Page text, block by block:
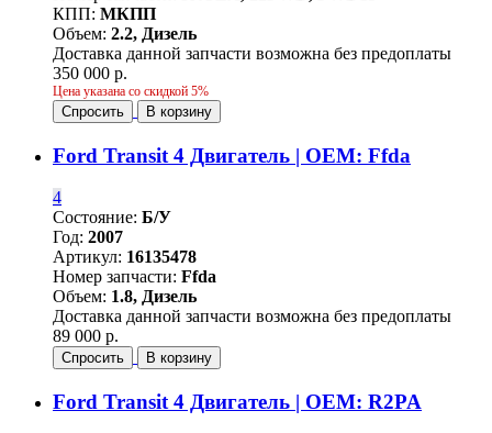
КПП: МКПП
Объем: 2.2, Дизель
Доставка данной запчасти возможна без предоплаты
350 000 р.
Цена указана со скидкой 5%
Спросить В корзину
Ford Transit 4 Двигатель | OEM: Ffda
4
Состояние: Б/У
Год: 2007
Артикул: 16135478
Номер запчасти: Ffda
Объем: 1.8, Дизель
Доставка данной запчасти возможна без предоплаты
89 000 р.
Спросить В корзину
Ford Transit 4 Двигатель | OEM: R2PA